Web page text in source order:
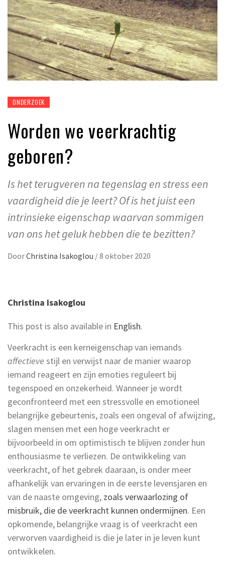
ONDERZOEK
Worden we veerkrachtig
geboren?
Is het terugveren na tegenslag en stress een
vaardigheid die je leert? Of is het juist een
intrinsieke eigenschap waarvan sommigen
van ons het geluk hebben die te bezitten?
DoorChristina Isakoglou /8 oktober 2020
Christina Isakoglou
This post is also available in English.
Veerkracht is een kerneigenschap van iemands
affectieve stijl en verwijst naar de manier waarop
iemand reageert en zijn emoties reguleert bij
tegenspoed en onzekerheid. Wanneer je wordt
geconfronteerd met een stressvolle en emotioneel
belangrijke gebeurtenis, zoals een ongeval of afwijzing,
slagen mensen met een hoge veerkracht er
bijvoorbeeld in om optimistisch te blijven zonder hun
enthousiasme te verliezen. De ontwikkeling van
veerkracht, of het gebrek daaraan, is onder meer
afhankelijk van ervaringen in de eerste levensjaren en
van de naaste omgeving, zoals verwaarlozing of
misbruik, die de veerkracht kunnen ondermijnen. Een
opkomende, belangrijke vraag is of veerkracht een
verworven vaardigheid is die je later in je leven kunt
ontwikkelen.